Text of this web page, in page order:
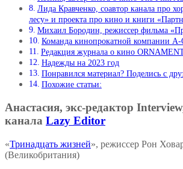
Лида Кравченко, соавтор канала про
лесу» и проекта про кино и книги
Михаил Бородин, режиссер фильма
Команда кинопрокатной компании A-
Редакция журнала о кино
Надежды на 2023 год
Понравился материал? Поделись с
Похожие статьи:
Анастасия, экс-редактор
канала Lazy Editor
«Тринадцать жизней», режиссер Рон
(Великобритания)